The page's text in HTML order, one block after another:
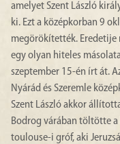
amelyet Szent László
ki. Ezt a középkorban 9
megörökítették. Eredetije
egy olyan hiteles
szeptember 15-én írt át.
Nyárád és Szeremle
Szent László akkor
Bodrog várában töltötte
toulouse-i gróf, aki